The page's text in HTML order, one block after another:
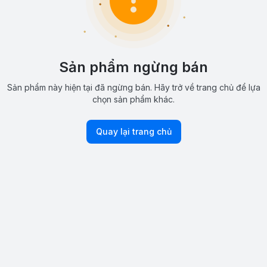
Sản phẩm ngừng bán
Sản phẩm này hiện tại đã ngừng bán. Hãy trở về trang chủ để lựa
chọn sản phẩm khác.
Quay lại trang chủ